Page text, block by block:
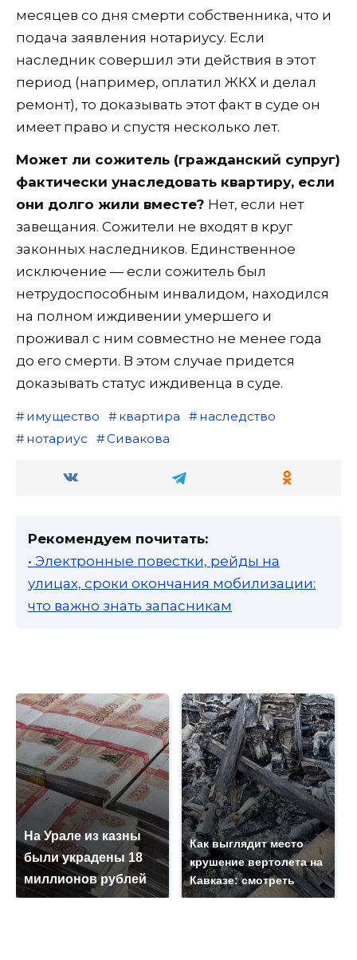
месяцев со дня смерти собственника, что и
подача заявления нотариусу. Если
наследник совершил эти действия в этот
период (например, оплатил ЖКХ и делал
ремонт), то доказывать этот факт в суде он
имеет право и спустя несколько лет.
Может ли сожитель (гражданский супруг)
фактически унаследовать квартиру, если
они долго жили вместе? Нет, если нет
завещания. Сожители не входят в круг
законных наследников. Единственное
исключение — если сожитель был
нетрудоспособным инвалидом, находился
на полном иждивении умершего и
проживал с ним совместно не менее года
до его смерти. В этом случае придется
доказывать статус иждивенца в суде.
имущество квартира
наследство
нотариус
Сивакова
Рекомендуем почитать:
• Электронные повестки, рейды на
улицах, сроки окончания мобилизации:
что важно знать запасникам
На Урале из казны
были украдены 18
миллионов рублей
Как выглядит место
крушение вертолета на
Кавказе: смотреть